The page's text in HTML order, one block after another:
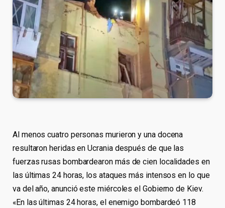
Al menos cuatro personas murieron y una docena
resultaron heridas en Ucrania después de que las
fuerzas rusas bombardearon más de cien localidades en
las últimas 24 horas, los ataques más intensos en lo que
va del año, anunció este miércoles el Gobierno de Kiev.
«En las últimas 24 horas, el enemigo bombardeó 118